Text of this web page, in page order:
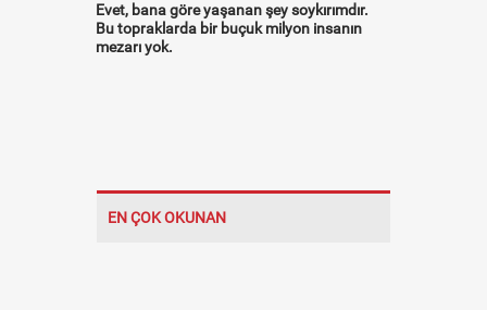
Evet, bana göre yaşanan şey soykırımdır.
Bu topraklarda bir buçuk milyon insanın
mezarı yok.
EN ÇOK OKUNAN